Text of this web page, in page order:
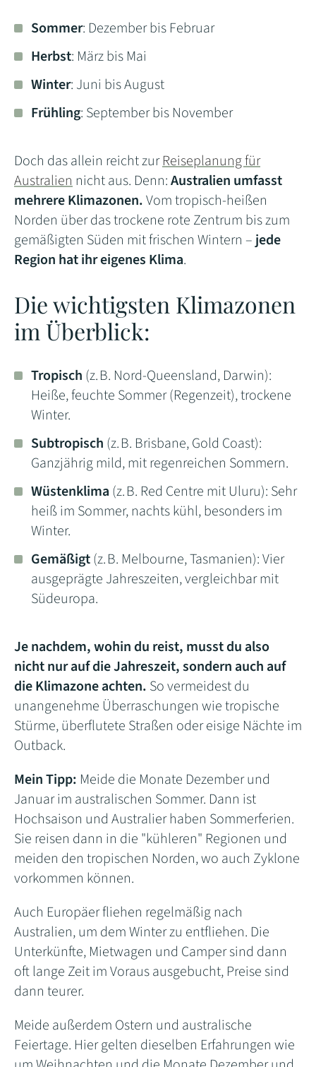
Sommer: Dezember bis Februar
Herbst: März bis Mai
Winter: Juni bis August
Frühling: September bis November
Doch das allein reicht zurReiseplanung für
Australiennicht aus. Denn:Australien umfasst
mehrere Klimazonen.Vom tropisch-heißen
Norden über das trockene rote Zentrum bis zum
gemäßigten Süden mit frischen Wintern – jede
Region hat ihr eigenes Klima.
Die wichtigsten Klimazonen
im Überblick:
Tropisch (z. B. Nord-Queensland, Darwin):
Heiße, feuchte Sommer (Regenzeit), trockene
Winter.
Subtropisch (z. B. Brisbane, Gold Coast):
Ganzjährig mild, mit regenreichen Sommern.
Wüstenklima (z. B. Red Centre mit Uluru): Sehr
heiß im Sommer, nachts kühl, besonders im
Winter.
Gemäßigt(z. B. Melbourne, Tasmanien): Vier
ausgeprägte Jahreszeiten, vergleichbar mit
Südeuropa.
Je nachdem, wohin du reist, musst du also
nicht nur auf die Jahreszeit, sondern auch auf
die Klimazone achten. So vermeidest du
unangenehme Überraschungen wie tropische
Stürme, überflutete Straßen oder eisige Nächte im
Outback.
Mein Tipp: Meide die Monate Dezember und
Januar im australischen Sommer. Dann ist
Hochsaison und Australier haben Sommerferien.
Sie reisen dann in die "kühleren" Regionen und
meiden den tropischen Norden, wo auch Zyklone
vorkommen können.
Auch Europäer fliehen regelmäßig nach
Australien, um dem Winter zu entfliehen. Die
Unterkünfte, Mietwagen und Camper sind dann
oft lange Zeit im Voraus ausgebucht, Preise sind
dann teurer.
Meide außerdem Ostern und australische
Feiertage. Hier gelten dieselben Erfahrungen wie